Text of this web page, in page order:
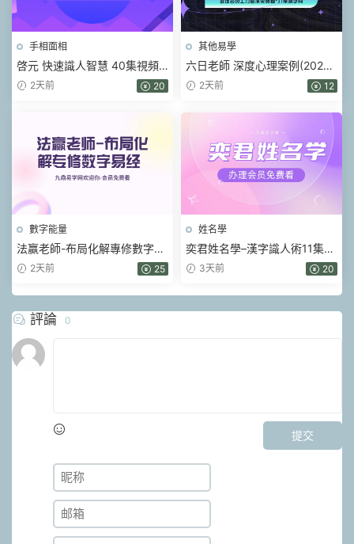
手相面相
啓元 快速識人智慧 40集視頻
課 2天前 20
其他易學
六日老師 深度心理案例(2026)
視頻16集
2天前 12
數字能量
法赢老師-布局化解專修數字易
經 80集視頻
2天前 25
姓名學
奕君姓名學–漢字識人術11集視
頻 3天前 20
評論 0
提交